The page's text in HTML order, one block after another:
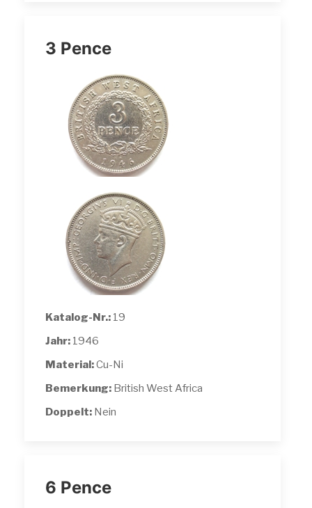
3 Pence
Katalog-Nr.: 19
Jahr: 1946
Material:Cu-Ni
Bemerkung: British West Africa
Doppelt: Nein
6 Pence